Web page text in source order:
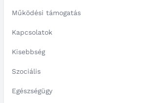
Működési támogatás
Kapcsolatok
Kisebbség
Szociális
Egészségügy